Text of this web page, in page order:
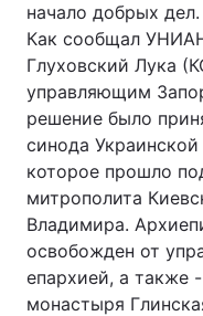
Цікавинки
Екологія
Лонгріди
Відео з Youtube
Інтерв'ю
Архів
начало добрых дел.
Как сообщал
Глуховский Лука
управляющим
решение было
синода
которое прошло
митрополита
Владимира.
освобожден от
епархией, а также
монастыря